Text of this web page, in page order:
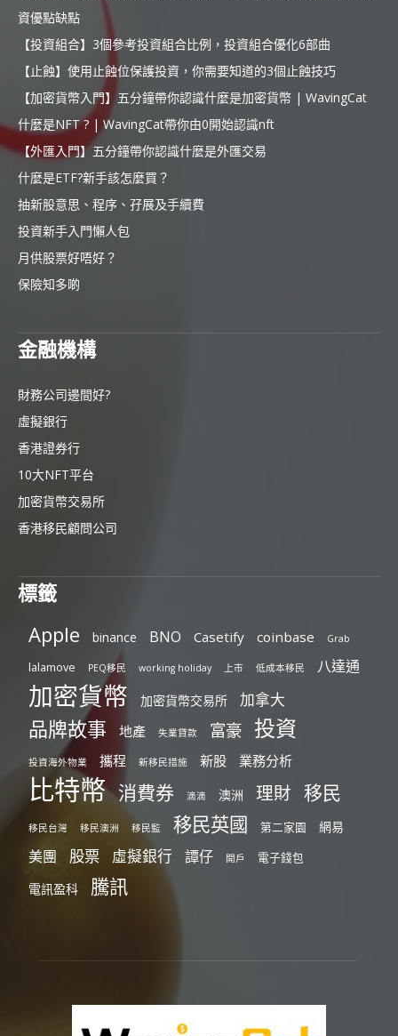
資優點缺點
【投資組合】3個參考投資組合比例，投資組合優化6部曲
【止蝕】使用止蝕位保護投資，你需要知道的3個止蝕技巧
【加密貨幣入門】五分鐘帶你認識什麼是加密貨幣 | WavingCat
什麼是NFT ? | WavingCat帶你由0開始認識nft
【外匯入門】五分鐘帶你認識什麼是外匯交易
什麼是ETF?新手該怎麼買？
抽新股意思、程序、孖展及手續費
投資新手入門懶人包
月供股票好唔好？
保險知多啲
金融機構
財務公司邊間好?
虛擬銀行
香港證券行
10大NFT平台
加密貨幣交易所
香港移民顧問公司
標籤
Apple binance BNO Casetify coinbase Grab
lalamove PEQ移民 working holiday 上市 低成本移民 八達通
加密貨幣 加密貨幣交易所 加拿大
品牌故事 地產 失業貸款 富豪 投資
投資海外物業 攜程 新移民措施 新股 業務分析
比特幣 消費券 滴滴 澳洲 理財 移民
移民台灣 移民澳洲 移民監 移民英國 第二家園 網易
美團 股票 虛擬銀行 譚仔 開戶 電子錢包
電訊盈科 騰訊